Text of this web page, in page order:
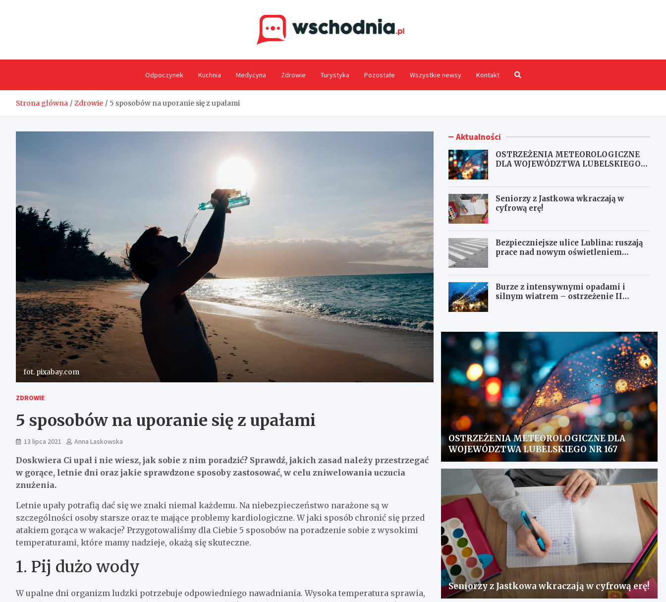
Odpoczynek Kuchnia Medycyna Zdrowie Turystyka Pozostałe Wszystkie newsy Kontakt
Strona główna Zdrowie 5 sposobów na uporanie się z upałami
fot. pixabay.com
ZDROWIE
5 sposobów na uporanie się z upałami
13 lipca 2021 Anna Laskowska
Doskwiera Ci upał i nie wiesz, jak sobie z nim poradzić? Sprawdź, jakich zasad należy przestrzegać
w gorące, letnie dni oraz jakie sprawdzone sposoby zastosować, w celu zniwelowania uczucia
znużenia.
Letnie upały potrafią dać się we znaki niemal każdemu. Na niebezpieczeństwo narażone są w
szczególności osoby starsze oraz te mające problemy kardiologiczne. W jaki sposób chronić się przed
atakiem gorąca w wakacje? Przygotowaliśmy dla Ciebie 5 sposobów na poradzenie sobie z wysokimi
temperaturami, które mamy nadzieje, okażą się skuteczne.
1. Pij dużo wody
W upalne dni organizm ludzki potrzebuje odpowiedniego nawadniania. Wysoka temperatura sprawia,
Aktualności
OSTRZEŻENIA METEOROLOGICZNE
DLA WOJEWÓDZTWA LUBELSKIEGO
Seniorzy z Jastkowa wkraczają w
cyfrową erę!
Bezpieczniejsze ulice Lublina: ruszają
prace nad nowym oświetleniem
Burze z intensywnymi opadami i
silnym wiatrem – ostrzeżenie II
OSTRZEŻENIA METEOROLOGICZNE DLA
WOJEWÓDZTWA LUBELSKIEGO NR 167
Seniorzy z Jastkowa wkraczają w cyfrową erę!